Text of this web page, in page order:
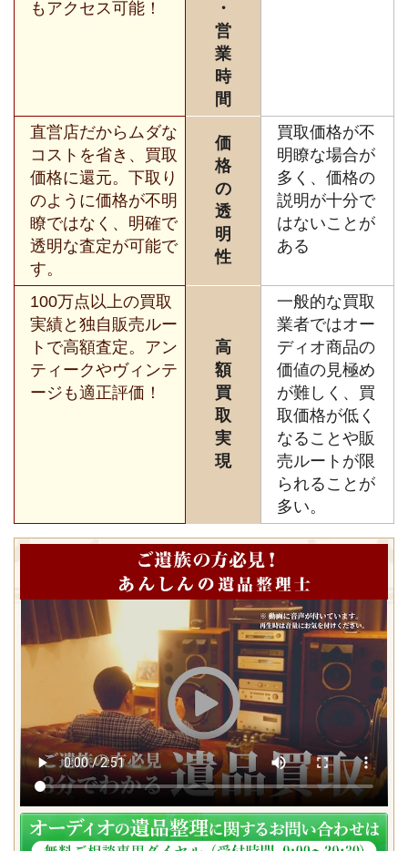
もアクセス可能！
・
営
業
時
間
直営店だからムダな
コストを省き、買取
価格に還元。下取り
のように価格が不明
瞭ではなく、明確で
透明な査定が可能で
す。
価
格
の
透
明
性
買取価格が不
明瞭な場合が
多く、価格の
説明が十分で
はないことが
ある
100万点以上の買取
実績と独自販売ルー
トで高額査定。アン
ティークやヴィンテ
ージも適正評価！
高
額
買
取
実
現
一般的な買取
業者ではオー
ディオ商品の
価値の見極め
が難しく、買
取価格が低く
なることや販
売ルートが限
られることが
多い。